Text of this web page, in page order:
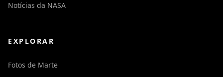
Notícias da NASA
EXPLORAR
Fotos de Marte